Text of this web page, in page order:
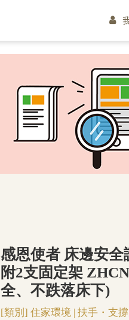
感恩使者 床邊安
附2支固定架
全、不跌落床下)
[類別] 住家環境 | 扶手・支